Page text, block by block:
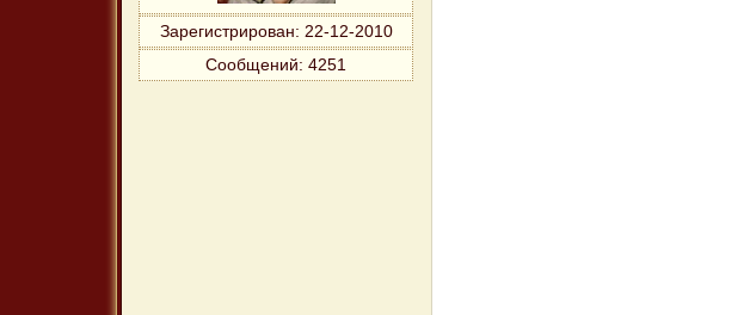
Зарегистрирован: 22-12-2010
Сообщений: 4251